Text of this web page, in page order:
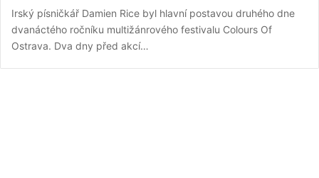
Irský písničkář Damien Rice byl hlavní postavou druhého dne
dvanáctého ročníku multižánrového festivalu Colours Of
Ostrava. Dva dny před akcí…